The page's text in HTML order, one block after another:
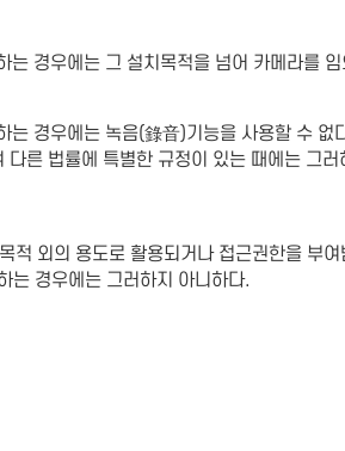
는 경우에는 그 설치목적을 넘어 카메라를
는 경우에는 녹음(錄音)기능을 사용할 수 없
른 법률에 특별한 규정이 있는 때에는 그러
적 외의 용도로 활용되거나 접근권한을 부
는 경우에는 그러하지 아니하다.